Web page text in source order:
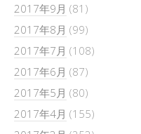
2017年9月 (81)
2017年8月 (99)
2017年7月 (108)
2017年6月 (87)
2017年5月 (80)
2017年4月 (155)